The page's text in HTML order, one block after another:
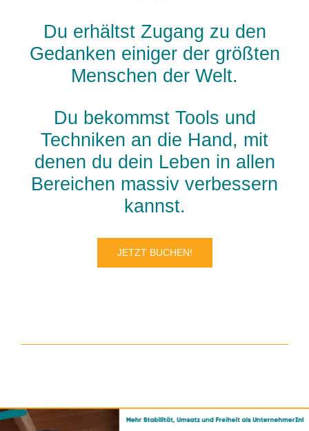
Du erhältst Zugang zu den
Gedanken einiger der größten
Menschen der Welt.
Du bekommst Tools und
Techniken an die Hand, mit
denen du dein Leben in allen
Bereichen massiv verbessern
kannst.
JETZT BUCHEN!